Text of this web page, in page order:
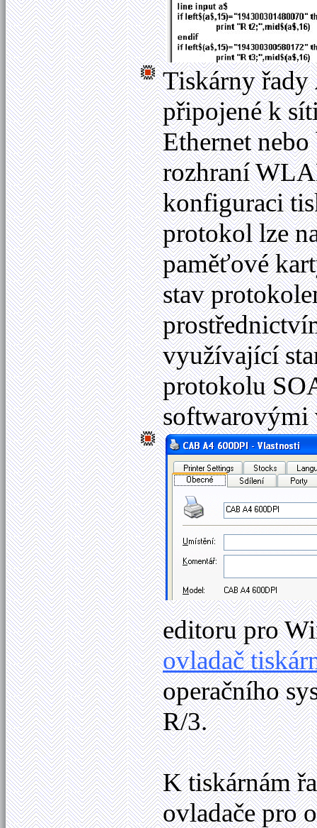
Tiskárny řady
připojené k
Ethernet nebo
rozhraní
konfiguraci
protokol lze
paměťové
stav
využívající
protokolu
softwarovými
editoru pro
ovladač
operačního
R/3.
K tiskárnám
ovladače pro